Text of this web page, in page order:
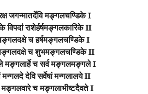
जगन्मातर्देवि मङ्गलचण्डिके I
विपदां राशेर्हर्षमङ्गलकारिके II
च हर्षमङ्गलचण्डिके I
च शुभमङ्गलचण्डिके II
मङ्गलार्हे च सर्व मङ्गलमङ्गले I
मन्गलदे देवि सर्वेषां मन्गलालये II
मङ्गलवारे च मङ्गलाभीष्टदैवते I